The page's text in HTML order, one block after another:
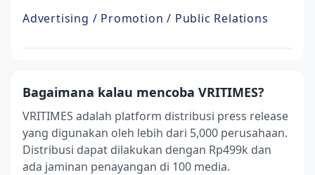
Advertising / Promotion / Public Relations
Bagaimana kalau mencoba VRITIMES?
VRITIMES adalah platform distribusi press release
yang digunakan oleh lebih dari 5,000 perusahaan.
Distribusi dapat dilakukan dengan Rp499k dan
ada jaminan penayangan di 100 media.